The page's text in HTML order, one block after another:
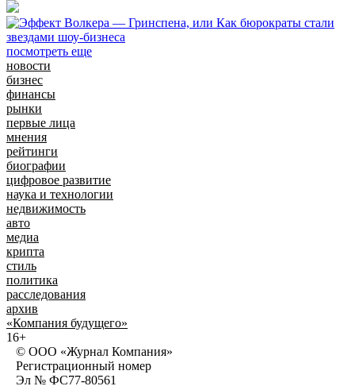
посмотреть еще
новости
бизнес
финансы
рынки
первые лица
мнения
рейтинги
биографии
цифровое развитие
наука и технологии
недвижимость
авто
медиа
крипта
стиль
политика
расследования
архив
«Компания будущего»
16+
© ООО «Журнал Компания»
Регистрационный номер
Эл № ФС77-80561